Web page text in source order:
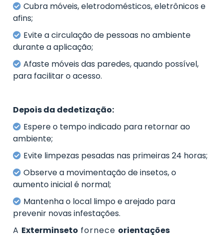
Cubra móveis, eletrodomésticos, eletrônicos e
afins;
Evite a circulação de pessoas no ambiente
durante a aplicação;
Afaste móveis das paredes, quando possível,
para facilitar o acesso.
Depois da dedetização:
Espere o tempo indicado para retornar ao
ambiente;
Evite limpezas pesadas nas primeiras 24 horas;
Observe a movimentação de insetos, o
aumento inicial é normal;
Mantenha o local limpo e arejado para
prevenir novas infestações.
A Exterminseto fornece orientações